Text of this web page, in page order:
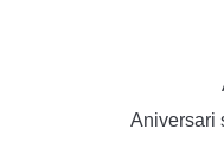
Aniversari